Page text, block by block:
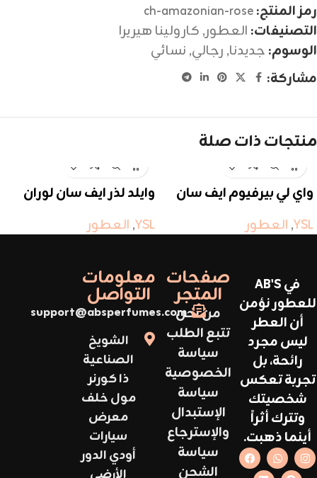
رمز المنتج:ch-amazonian-rose
التصنيفات: العطور, كارولينا هيريرا
الوسوم: جديدنا, رجالي, نسائي
مشاركة:
منتجات ذات صلة
واي لي بيرفيوم ايف سان
YSL
, العطور
وايلد لذر ايف سان لوران
YSL
, العطور
في AB'S
للعطور نؤمن
أن العطر
ليس مجرد
رائحة، بل
تجربة تعكس
شخصيتك
وتترك أثراً
أينما ذهبت.
صفحات
المتجر
من نحن
تتبع الطلب
سياسة
الخصوصية
سياسة
الإستبدال
والإسترجاع
سياسة
الشحن
معلومات
التواصل
support@absperfumes.com
الشويخ
الصناعية
ذا كورنر
مول خلف
معرض
سيارات
أودي الدور